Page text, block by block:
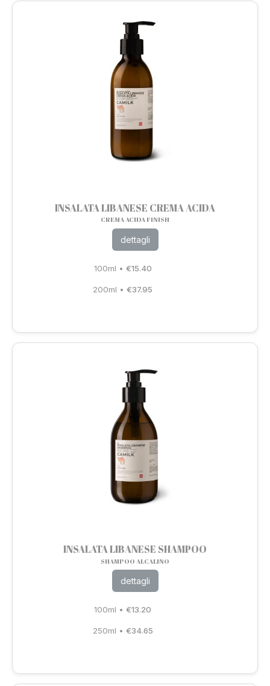
INSALATA LIBANESE CREMA ACIDA
CREMA ACIDA FINISH
dettagli
100ml • €15.40
200ml •€37.95
INSALATA LIBANESE SHAMPOO
SHAMPOO ALCALINO
dettagli
100ml •€13.20
250ml • €34.65